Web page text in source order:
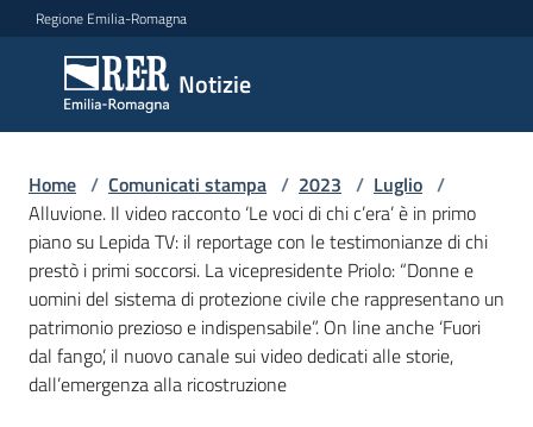
Vai al contenuto
Vai alla navigazione
Vai al footer
Regione Emilia-Romagna
Notizie
Notizie
Comunicati
stampa
Menu selezionato
Cerca
un
comunicato
Risorse
Home / Comunicati stampa / 2023 / Luglio /
Alluvione. Il video racconto ‘Le voci di chi c’era’ è in primo
piano su Lepida TV: il reportage con le testimonianze di chi
prestò i primi soccorsi. La vicepresidente Priolo: “Donne e
uomini del sistema di protezione civile che rappresentano un
patrimonio prezioso e indispensabile”. On line anche ‘Fuori
dal fango’, il nuovo canale sui video dedicati alle storie,
dall’emergenza alla ricostruzione